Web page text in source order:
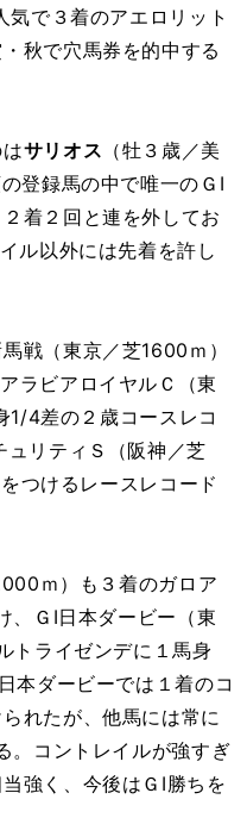
で３着のアエロリット
秋で穴馬券を的中する
サリオス （牡３歳／美
登録馬の中で唯一のＧⅠ
着２回と連を外してお
ル以外には先着を許し
戦（東京／芝1600ｍ）
ラビアロイヤルＣ（東
4差の２歳コースレコ
ュリティＳ（阪神／芝
つけるレースレコード
ｍ）も３着のガロア
、ＧⅠ日本ダービー（東
トライゼンデに１馬身
本ダービーでは１着のコ
れたが、他馬には常に
。コントレイルが強すぎ
強く、今後はＧⅠ勝ちを